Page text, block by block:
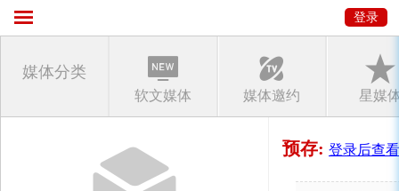
登录
媒体分类
软文媒体 媒体邀约 星媒
预存: 登录后查看